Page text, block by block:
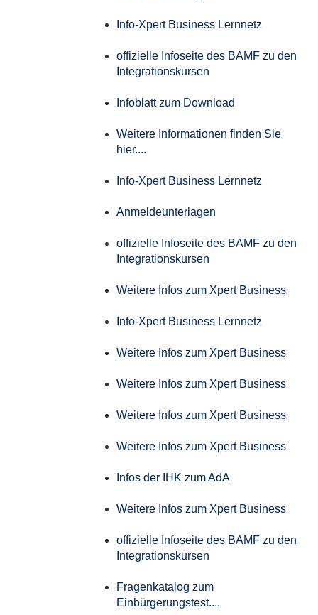
Info-Xpert Business Lernnetz
offizielle Infoseite des BAMF zu den
Integrationskursen
Infoblatt zum Download
Weitere Informationen finden Sie
hier....
Info-Xpert Business Lernnetz
Anmeldeunterlagen
offizielle Infoseite des BAMF zu den
Integrationskursen
Weitere Infos zum Xpert Business
Info-Xpert Business Lernnetz
Weitere Infos zum Xpert Business
Weitere Infos zum Xpert Business
Weitere Infos zum Xpert Business
Weitere Infos zum Xpert Business
Infos der IHK zum AdA
Weitere Infos zum Xpert Business
offizielle Infoseite des BAMF zu den
Integrationskursen
Fragenkatalog zum
Einbürgerungstest....